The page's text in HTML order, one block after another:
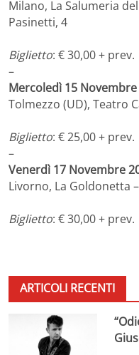
Milano, La Salumeria
Pasinetti, 4
Biglietto: € 30,00 + prev.
–
Mercoledì 15 Novembre
Tolmezzo (UD), Teatro
Biglietto: € 25,00 + prev.
–
Venerdì 17 Novembre
Livorno, La Goldonetta
Biglietto: € 30,00 + prev.
ARTICOLI RECENTI